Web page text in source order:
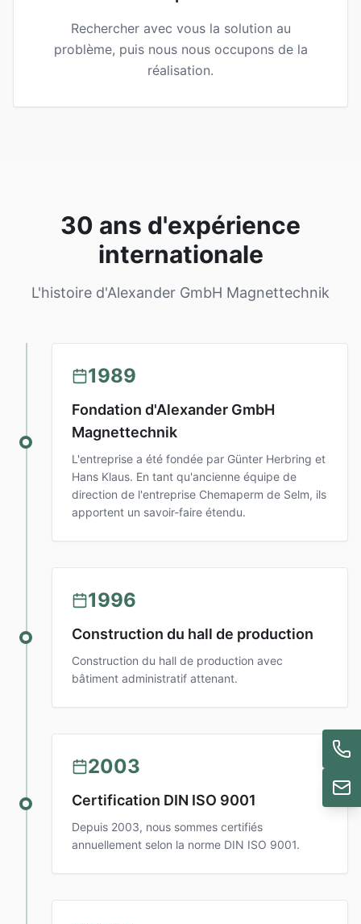
Rechercher avec vous la solution au
problème, puis nous nous occupons de la
réalisation.
30 ans d'expérience
internationale
L'histoire d'Alexander GmbH Magnettechnik
1989
Fondation d'Alexander GmbH
Magnettechnik
L'entreprise a été fondée par Günter Herbring et
Hans Klaus. En tant qu'ancienne équipe de
direction de l'entreprise Chemaperm de Selm, ils
apportent un savoir-faire étendu.
1996
Construction du hall de production
Construction du hall de production avec
bâtiment administratif attenant.
2003
Certification DIN ISO 9001
Depuis 2003, nous sommes certifiés
annuellement selon la norme DIN ISO 9001.